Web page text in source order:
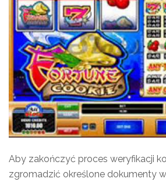
Aby zakończyć proces weryfikacji
zgromadzić określone dokumenty